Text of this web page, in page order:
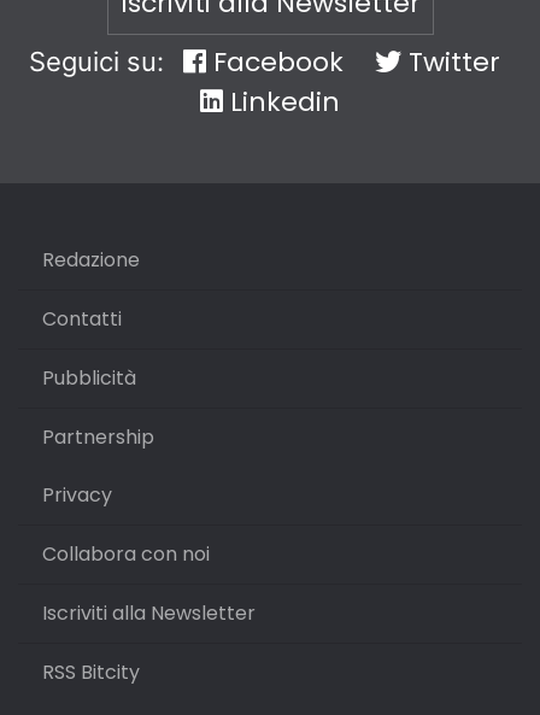
Seguici su: Facebook
Twitter
Linkedin
Redazione
Contatti
Pubblicità
Partnership
Privacy
Collabora con noi
Iscriviti alla Newsletter
RSS Bitcity